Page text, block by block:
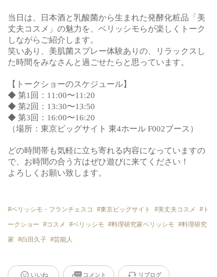
当日は、日本酒と乳酸菌から生まれた発酵化粧品「美
丈夫コスメ」の魅力を、ベリッシモらが楽しくトーク
しながらご紹介します。
笑いあり、美肌菌スプレー体験ありの、リラックスし
た時間をみなさんと過ごせたらと思っています。
【トークショーのスケジュール】
◆ 第1回：11:00〜11:20
◆ 第2回：13:30〜13:50
◆ 第3回：16:00〜16:20
（場所：東京ビッグサイト 東4ホール F002ブース）
どの時間帯も気軽に立ち寄れる内容になっていますの
で、お時間の合う方はぜひ遊びに来てください！
よろしくお願い致します。
#ベリッシモ・フランチェスコ #東京ビッグサイト #美丈夫コスメ #ト
ークショー #コスメ #ベリッシモ #料理研究家ベリッシモ #料理研究
家 #白田久子 #芸能人
いいね コメント リブログ